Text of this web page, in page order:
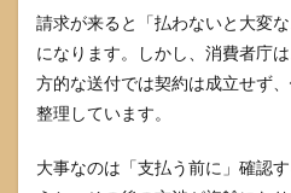
頼ん
でな
いと
きの
疑問
をま
て解
請求が来ると「払わないと大変
になります。しかし、消費者庁
方的な送付では契約は成立せず、
整理しています。
大事なのは「支払う前に」確認